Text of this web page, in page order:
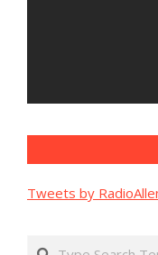
Tweets by
Search